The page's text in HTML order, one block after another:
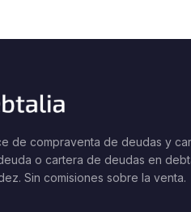
de compraventa de deudas y
o cartera de deudas en
Sin comisiones sobre la venta.